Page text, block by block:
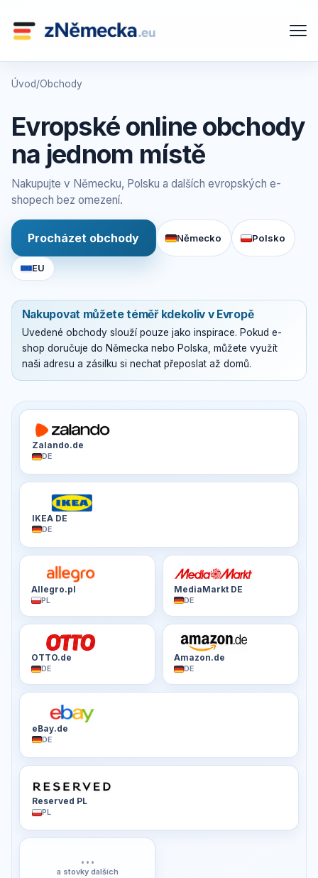
Úvod/Obchody
Evropské online obchody
na jednom místě
Nakupujte v Německu, Polsku a dalších evropských e-
shopech bez omezení.
Procházet obchody Německo Polsko
EU
Nakupovat můžete téměř kdekoliv v Evropě
Uvedené obchody slouží pouze jako inspirace. Pokud e-
shop doručuje do Německa nebo Polska, můžete využít
naši adresu a zásilku si nechat přeposlat až domů.
Zalando.de
DE
IKEA DE
DE
Allegro.pl
PL
MediaMarkt DE
DE
OTTO.de
DE
Amazon.de
DE
eBay.de
DE
Reserved PL
PL
...
a stovky dalších